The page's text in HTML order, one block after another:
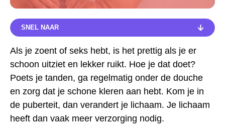
SNEL NAAR
SNEL NAAR
IEDEREEN HEEFT EEN LUCHTJE
ZWETEN
PUISTJES
Als je zoent of seks hebt, is het prettig als je er
schoon uitziet en lekker ruikt. Hoe je dat doet?
Poets je tanden, ga regelmatig onder de douche
en zorg dat je schone kleren aan hebt. Kom je in
de puberteit, dan verandert je lichaam. Je lichaam
heeft dan vaak meer verzorging nodig.